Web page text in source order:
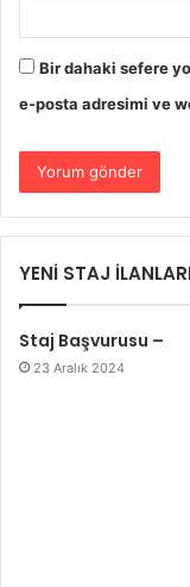
Bir dahaki sefere
e-posta adresimi ve
YENİ STAJ
Staj Başvurusu –
23 Aralık 2024